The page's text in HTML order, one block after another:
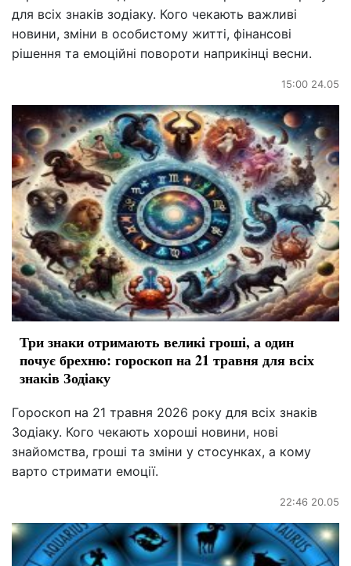
для всіх знаків зодіаку. Кого чекають важливі
новини, зміни в особистому житті, фінансові
рішення та емоційні повороти наприкінці весни.
15:00 24.05
Три знаки отримають великі гроші, а один
почує брехню: гороскоп на 21 травня для всіх
знаків Зодіаку
Гороскоп на 21 травня 2026 року для всіх знаків
Зодіаку. Кого чекають хороші новини, нові
знайомства, гроші та зміни у стосунках, а кому
варто стримати емоції.
22:46 20.05